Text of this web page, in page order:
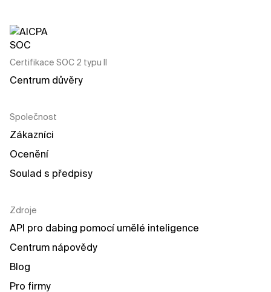
Certifikace SOC 2 typu II
Centrum důvěry
Společnost
Zákazníci
Ocenění
Soulad s předpisy
Zdroje
API pro dabing pomocí umělé inteligence
Centrum nápovědy
Blog
Pro firmy